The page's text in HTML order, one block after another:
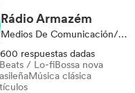
Rádio Armazém
Medios De Comunicación/Periodista
respuestas dadas
Beats / Lo-fiBossa nova
Música clásica